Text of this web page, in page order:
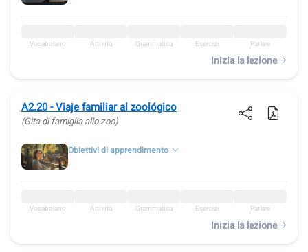
Vocabolario Attività Grammatica Esercizi Parlare
Inizia la lezione
A2.20 - Viaje familiar al zoológico
(Gita di famiglia allo zoo)
Obiettivi di apprendimento
Vocabolario Attività Grammatica Esercizi Parlare
Inizia la lezione